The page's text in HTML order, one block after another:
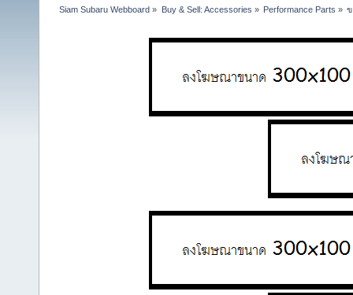
Siam Subaru Webboard » Buy & Sell: Accessories » Performance Parts » ข